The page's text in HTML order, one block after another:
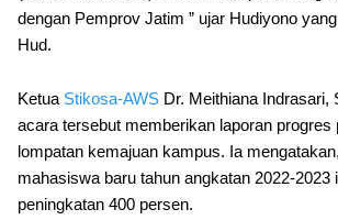
dengan Pemprov Jatim ” ujar Hudiyono
Hud.
Ketua Stikosa-AWS Dr. Meithiana Indrasari,
acara tersebut memberikan laporan progres
lompatan kemajuan kampus. Ia
mahasiswa baru tahun angkatan 2022-2023
peningkatan 400 persen.